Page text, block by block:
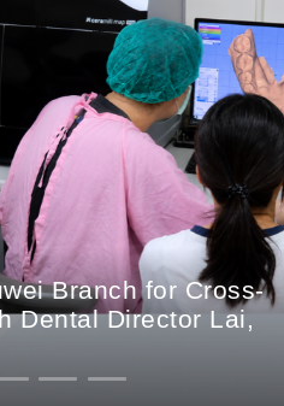
Branch for Cross-
Dental Director Lai,